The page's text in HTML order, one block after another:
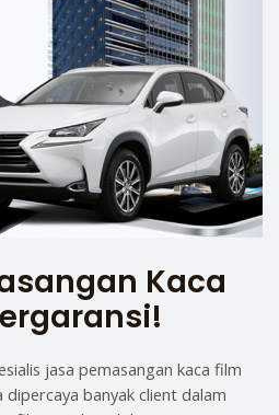
Kaca
jasa pemasangan kaca film
banyak client dalam